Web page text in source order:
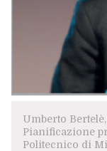
Umberto
Pianificazione
Politecnico di